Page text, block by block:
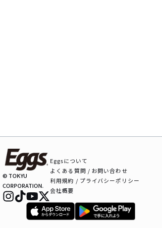
© TOKYU
CORPORATION.
Eggsについて
よくある質問 / お問い合わせ
利用規約 / プライバシーポリシー
会社概要